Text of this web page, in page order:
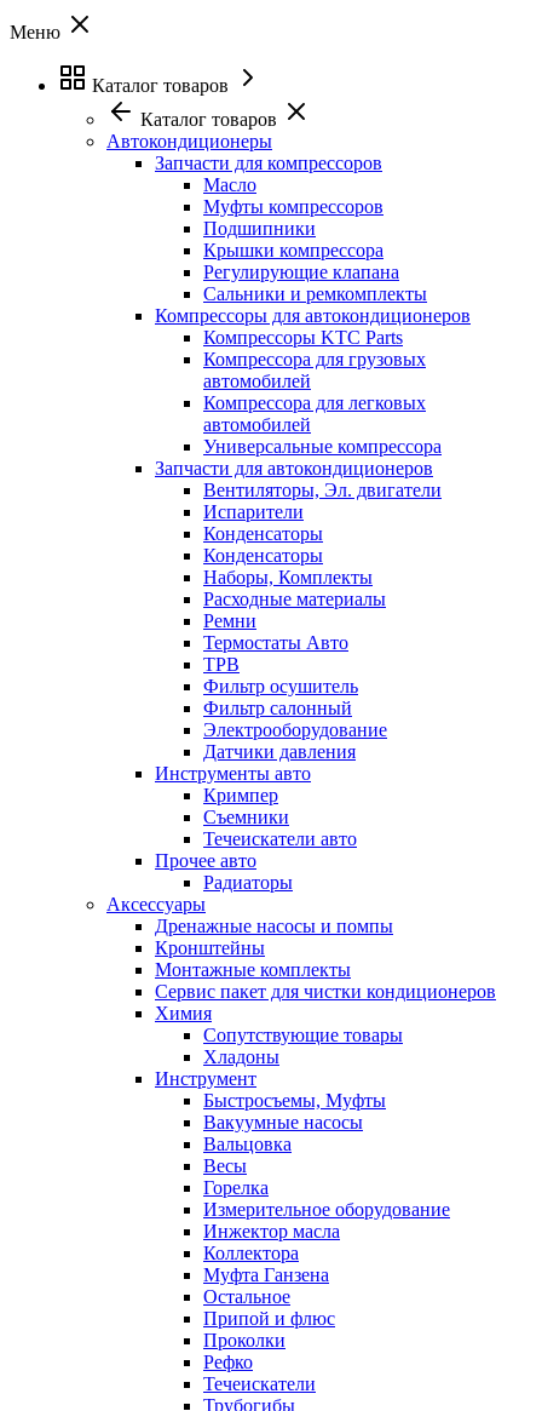
Меню
Каталог товаров
Каталог товаров
Автокондиционеры
Запчасти для компрессоров
Масло
Муфты компрессоров
Подшипники
Крышки компрессора
Регулирующие клапана
Сальники и ремкомплекты
Компрессоры для автокондиционеров
Компрессоры KTC Parts
Компрессора для грузовых
автомобилей
Компрессора для легковых
автомобилей
Универсальные компрессора
Запчасти для автокондиционеров
Вентиляторы, Эл. двигатели
Испарители
Конденсаторы
Конденсаторы
Наборы, Комплекты
Расходные материалы
Ремни
Термостаты Авто
ТРВ
Фильтр осушитель
Фильтр салонный
Электрооборудование
Датчики давления
Инструменты авто
Кримпер
Съемники
Течеискатели авто
Прочее авто
Радиаторы
Аксессуары
Дренажные насосы и помпы
Кронштейны
Монтажные комплекты
Сервис пакет для чистки кондиционеров
Химия
Сопутствующие товары
Хладоны
Инструмент
Быстросъемы, Муфты
Вакуумные насосы
Вальцовка
Весы
Горелка
Измерительное оборудование
Инжектор масла
Коллектора
Муфта Ганзена
Остальное
Припой и флюс
Проколки
Рефко
Течеискатели
Трубогибы